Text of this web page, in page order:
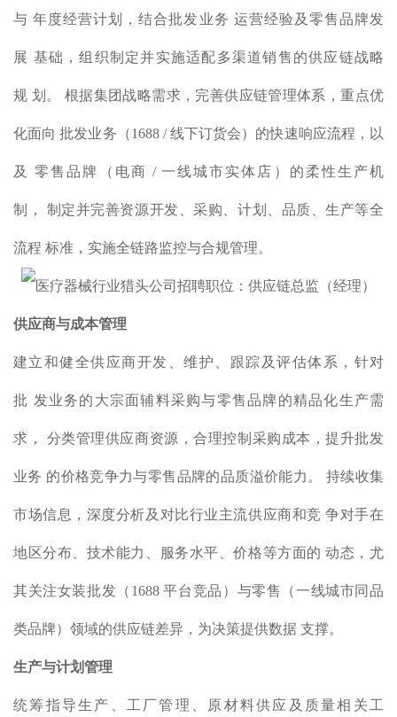
与 年度经营计划，结合批发业务 运营经验及零售品牌发
展 基础，组织制定并实施适配多渠道销售的供应链战略
规 划。 根据集团战略需求，完善供应链管理体系，重点优
化面向 批发业务（1688 / 线下订货会）的快速响应流程，以
及 零售品牌（电商 / 一线城市实体店）的柔性生产机
制， 制定并完善资源开发、采购、计划、品质、生产等全
流程 标准，实施全链路监控与合规管理。
供应商与成本管理
建立和健全供应商开发、维护、跟踪及评估体系，针对
批 发业务的大宗面辅料采购与零售品牌的精品化生产需
求， 分类管理供应商资源，合理控制采购成本，提升批发
业务 的价格竞争力与零售品牌的品质溢价能力。 持续收集
市场信息，深度分析及对比行业主流供应商和竞 争对手在
地区分布、技术能力、服务水平、价格等方面的 动态，尤
其关注女装批发（1688 平台竞品）与零售（一线城市同品
类品牌）领域的供应链差异，为决策提供数据 支撑。
生产与计划管理
统筹指导生产、工厂管理、原材料供应及质量相关工